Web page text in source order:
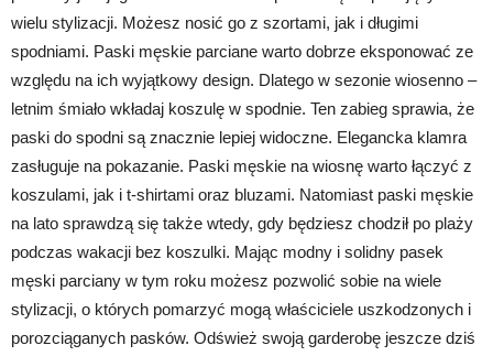
wielu stylizacji. Możesz nosić go z szortami, jak i długimi
spodniami. Paski męskie parciane warto dobrze eksponować ze
względu na ich wyjątkowy design. Dlatego w sezonie wiosenno –
letnim śmiało wkładaj koszulę w spodnie. Ten zabieg sprawia, że
paski do spodni są znacznie lepiej widoczne. Elegancka klamra
zasługuje na pokazanie. Paski męskie na wiosnę warto łączyć z
koszulami, jak i t-shirtami oraz bluzami. Natomiast paski męskie
na lato sprawdzą się także wtedy, gdy będziesz chodził po plaży
podczas wakacji bez koszulki. Mając modny i solidny pasek
męski parciany w tym roku możesz pozwolić sobie na wiele
stylizacji, o których pomarzyć mogą właściciele uszkodzonych i
porozciąganych pasków. Odśwież swoją garderobę jeszcze dziś